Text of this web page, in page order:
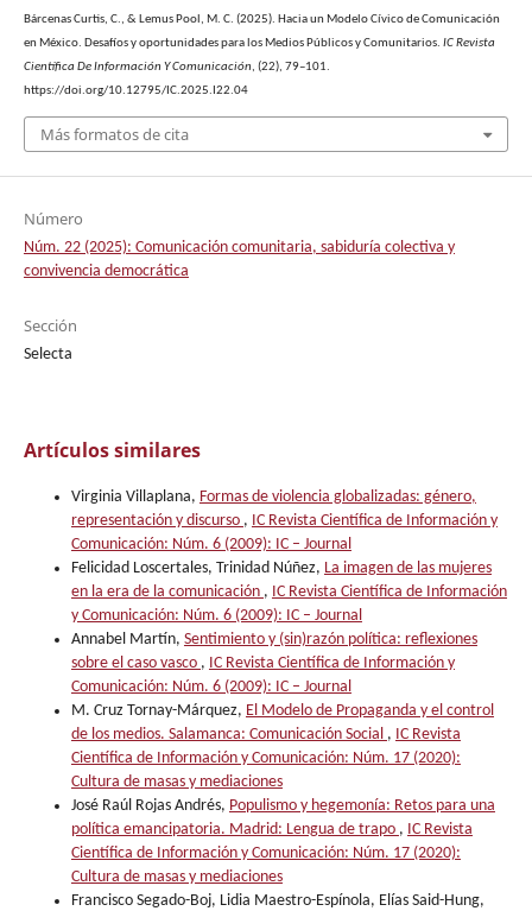
Bárcenas Curtis, C., & Lemus Pool, M. C. (2025). Hacia un Modelo Cívico de Comunicación
en México. Desafíos y oportunidades para los Medios Públicos y Comunitarios. IC Revista
Científica De Información Y Comunicación, (22), 79–101.
https://doi.org/10.12795/IC.2025.I22.04
Más formatos de cita
Número
Núm. 22 (2025): Comunicación comunitaria, sabiduría colectiva y
convivencia democrática
Sección
Selecta
Artículos similares
Virginia Villaplana, Formas de violencia globalizadas: género,
representación y discurso , IC Revista Científica de Información y
Comunicación: Núm. 6 (2009): IC – Journal
Felicidad Loscertales, Trinidad Núñez, La imagen de las mujeres
en la era de la comunicación , IC Revista Científica de Información
y Comunicación: Núm. 6 (2009): IC – Journal
Annabel Martín, Sentimiento y (sin)razón política: reflexiones
sobre el caso vasco , IC Revista Científica de Información y
Comunicación: Núm. 6 (2009): IC – Journal
M. Cruz Tornay-Márquez, El Modelo de Propaganda y el control
de los medios. Salamanca: Comunicación Social , IC Revista
Científica de Información y Comunicación: Núm. 17 (2020):
Cultura de masas y mediaciones
José Raúl Rojas Andrés, Populismo y hegemonía: Retos para una
política emancipatoria. Madrid: Lengua de trapo , IC Revista
Científica de Información y Comunicación: Núm. 17 (2020):
Cultura de masas y mediaciones
Francisco Segado-Boj, Lidia Maestro-Espínola, Elías Said-Hung,